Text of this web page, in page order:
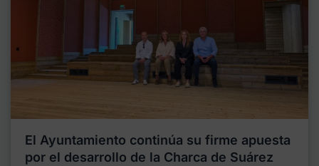
El Ayuntamiento continúa su firme apuesta
por el desarrollo de la Charca de Suárez